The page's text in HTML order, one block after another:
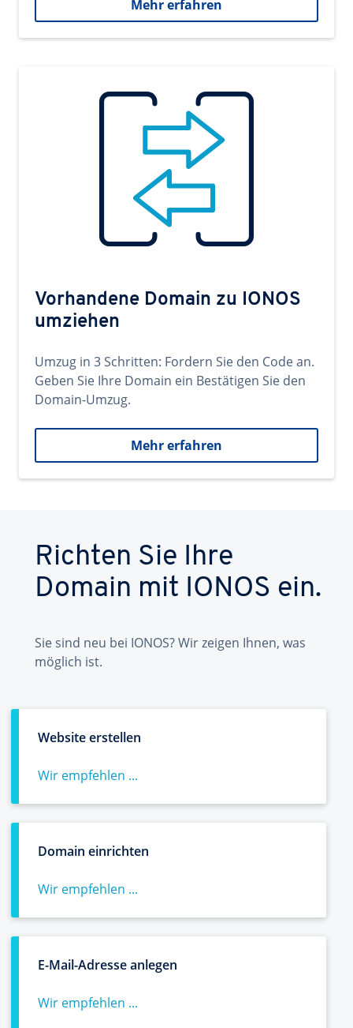
Mehr erfahren
Vorhandene Domain zu IONOS
umziehen
Umzug in 3 Schritten: Fordern Sie den Code an.
Geben Sie Ihre Domain ein Bestätigen Sie den
Domain-Umzug.
Mehr erfahren
Richten Sie Ihre
Domain mit IONOS ein.
Sie sind neu bei IONOS? Wir zeigen Ihnen, was
möglich ist.
Website erstellen
Wir empfehlen ...
Domain einrichten
Wir empfehlen ...
E-Mail-Adresse anlegen
Wir empfehlen ...